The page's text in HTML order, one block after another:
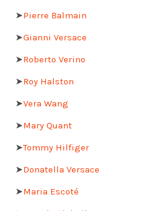
➤Pierre Balmain
➤Gianni Versace
➤Roberto Verino
➤Roy Halston
➤Vera Wang
➤Mary Quant
➤Tommy Hilfiger
➤Donatella Versace
➤Maria Escoté